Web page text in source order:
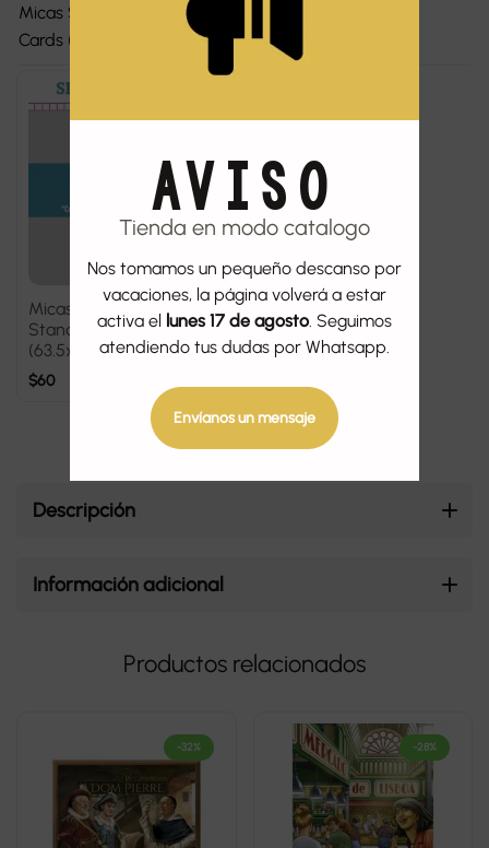
Micas Sleeve Kings Standard
Cards (63.5x88mm)
Micas Sleeve Kings
Standard Cards
(63.5x88mm)
$60
Descripción
Información adicional
Productos relacionados
-32% -28%
AVISO
Tienda en modo catalogo
Nos tomamos un pequeño descanso por
vacaciones, la página volverá a estar
activa el lunes 17 de agosto. Seguimos
atendiendo tus dudas por Whatsapp.
Envíanos un mensaje